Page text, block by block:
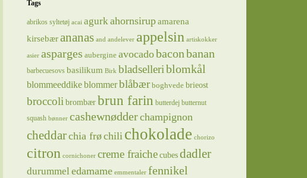
Tags
abrikos syltetøj acai agurkahornsirup amarena
kirsebær ananas and andelever appelsin artiskokker
asier asparges aubergine avocadobaconbanan
barbecuesovs basilikum Birk bladselleriblomkål
blommeeddikeblommerblåbær boghvede brieost
broccoli brombær brun farin butterdej butternut
squash bønner cashewnødderchampignon
cheddarchia frøchili chokolade chorizo
citron cornichoner creme fraiche cubes dadler
durummeledamame emmentaler fennikel